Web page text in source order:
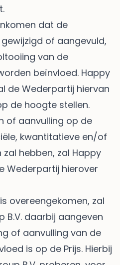
dat de
of aangevuld,
van de
beïnvloed. Happy
de Wederpartij hiervan
de hoogte stellen.
of aanvulling op de
kwantitatieve en/of
hebben, zal Happy
Wederpartij hierover
overeengekomen, zal
B.V. daarbij aangeven
of aanvulling van de
is op de Prijs. Hierbij